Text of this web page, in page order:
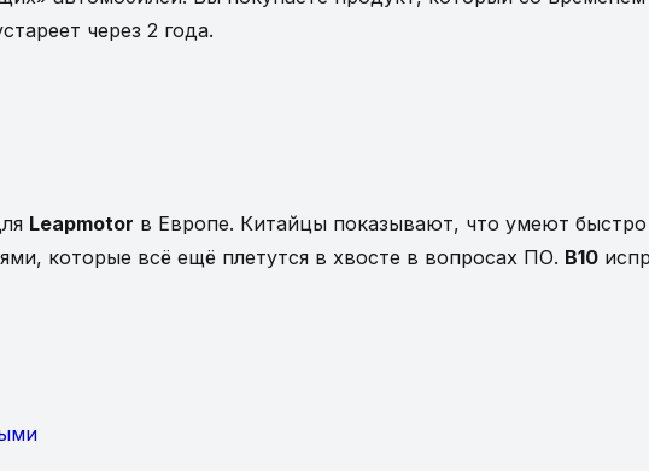
через 2 года.
Leapmotor в Европе. Китайцы показывают, что умеют
которые всё ещё плетутся в хвосте в вопросах ПО. B10